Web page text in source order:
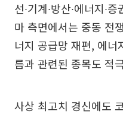
선∙기계∙방산∙에너지∙
마 측면에서는 중동 전
너지 공급망 재편, 에
름과 관련된 종목도 적
사상 최고치 경신에도